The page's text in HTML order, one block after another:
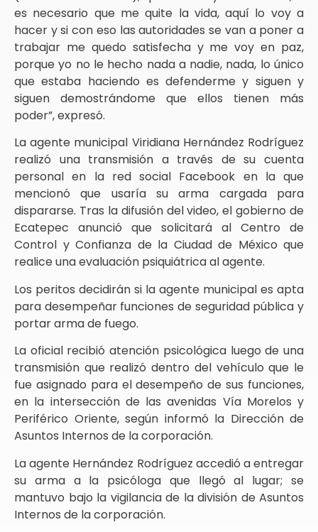
es necesario que me quite la vida, aquí lo voy a
hacer y si con eso las autoridades se van a poner a
trabajar me quedo satisfecha y me voy en paz,
porque yo no le hecho nada a nadie, nada, lo único
que estaba haciendo es defenderme y siguen y
siguen demostrándome que ellos tienen más
poder”, expresó.
La agente municipal Viridiana Hernández Rodríguez
realizó una transmisión a través de su cuenta
personal en la red social Facebook en la que
mencionó que usaría su arma cargada para
dispararse. Tras la difusión del video, el gobierno de
Ecatepec anunció que solicitará al Centro de
Control y Confianza de la Ciudad de México que
realice una evaluación psiquiátrica al agente.
Los peritos decidirán si la agente municipal es apta
para desempeñar funciones de seguridad pública y
portar arma de fuego.
La oficial recibió atención psicológica luego de una
transmisión que realizó dentro del vehículo que le
fue asignado para el desempeño de sus funciones,
en la intersección de las avenidas Vía Morelos y
Periférico Oriente, según informó la Dirección de
Asuntos Internos de la corporación.
La agente Hernández Rodríguez accedió a entregar
su arma a la psicóloga que llegó al lugar; se
mantuvo bajo la vigilancia de la división de Asuntos
Internos de la corporación.